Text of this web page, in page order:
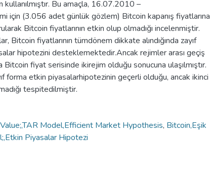
Bu amaçla, 16.07.2010 –
için (3.056 adet günlük gözlem) Bitcoin kapanış fiyatlarına
Bitcoin fiyatlarının etkin olup olmadığı incelenmiştir.
Bitcoin fiyatlarının tümdönem dikkate alındığında zayıf
hipotezini desteklemektedir.Ancak rejimler arası geçiş
Bitcoin fiyat serisinde ikirejim olduğu sonucuna ulaşılmıştır.
forma etkin piyasalarhipotezinin geçerli olduğu, ancak ikinci
tespitedilmiştir.
Model,Efficient Market Hypothesis, Bitcoin,Eşik
Piyasalar Hipotezi